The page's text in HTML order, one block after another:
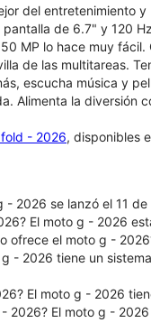
del entretenimiento
de 6.7" y 120
MP lo hace muy fácil.
de las multitareas.
escucha música y
Alimenta la diversión
- 2026, disponibles
- 2026 se lanzó el 11
El moto g - 2026
ofrece el moto g -
- 2026 tiene un
El moto g - 2026
2026? El moto g -